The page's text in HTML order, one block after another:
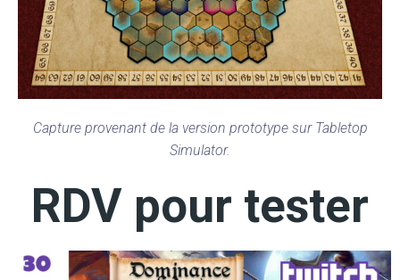
Capture provenant de la version prototype sur Tabletop
Simulator.
RDV pour tester